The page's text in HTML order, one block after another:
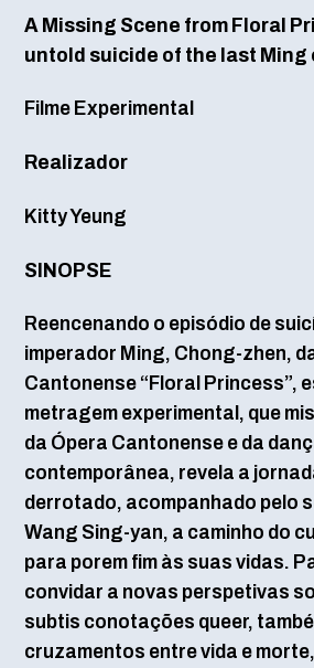
A Missing Scene from Floral
untold suicide of the last Ming
Filme Experimental
Realizador
Kitty Yeung
SINOPSE
Reencenando o episódio de
imperador Ming, Chong-zhen,
Cantonense “Floral Princess”,
metragem experimental, que
da Ópera Cantonense e da
contemporânea, revela a
derrotado, acompanhado pelo
Wang Sing-yan, a caminho do
para porem fim às suas vidas.
convidar a novas perspetivas
subtis conotações queer,
cruzamentos entre vida e